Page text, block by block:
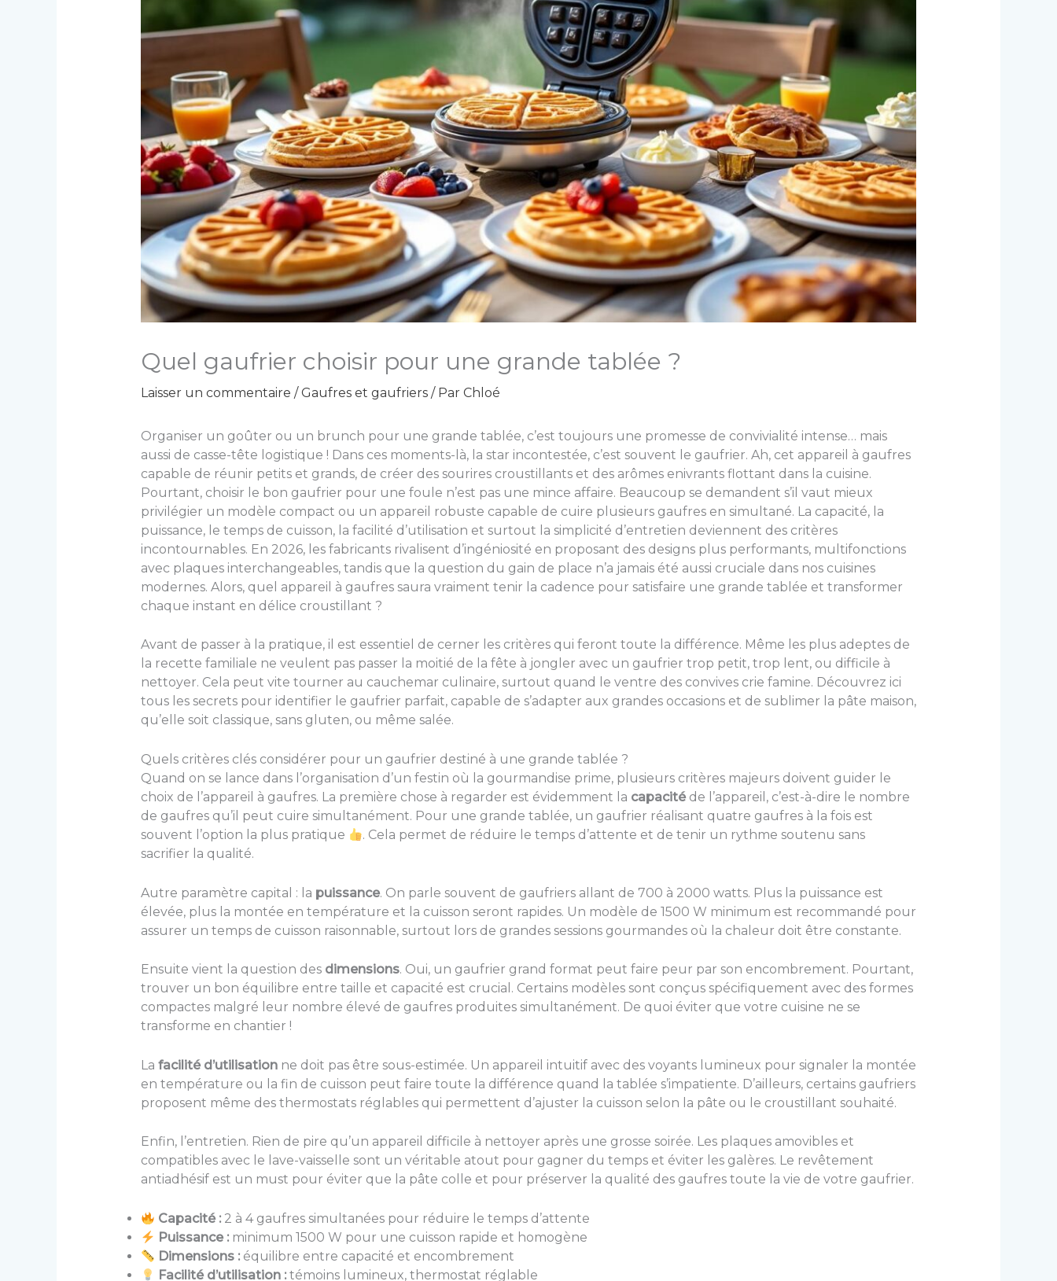
Quel gaufrier choisir pour une grande tablée ?
Laisser un commentaire /Gaufres et gaufriers/ Par Chloé
Organiser un goûter ou un brunch pour une grande tablée, c’est toujours une promesse de convivialité intense… mais
aussi de casse-tête logistique ! Dans ces moments-là, la star incontestée, c’est souvent le gaufrier. Ah, cet appareil à gaufres
capable de réunir petits et grands, de créer des sourires croustillants et des arômes enivrants flottant dans la cuisine.
Pourtant, choisir le bon gaufrier pour une foule n’est pas une mince affaire. Beaucoup se demandent s’il vaut mieux
privilégier un modèle compact ou un appareil robuste capable de cuire plusieurs gaufres en simultané. La capacité, la
puissance, le temps de cuisson, la facilité d’utilisation et surtout la simplicité d’entretien deviennent des critères
incontournables. En 2026, les fabricants rivalisent d’ingéniosité en proposant des designs plus performants, multifonctions
avec plaques interchangeables, tandis que la question du gain de place n’a jamais été aussi cruciale dans nos cuisines
modernes. Alors, quel appareil à gaufres saura vraiment tenir la cadence pour satisfaire une grande tablée et transformer
chaque instant en délice croustillant ?
Avant de passer à la pratique, il est essentiel de cerner les critères qui feront toute la différence. Même les plus adeptes de
la recette familiale ne veulent pas passer la moitié de la fête à jongler avec un gaufrier trop petit, trop lent, ou difficile à
nettoyer. Cela peut vite tourner au cauchemar culinaire, surtout quand le ventre des convives crie famine. Découvrez ici
tous les secrets pour identifier le gaufrier parfait, capable de s’adapter aux grandes occasions et de sublimer la pâte maison,
qu’elle soit classique, sans gluten, ou même salée.
Quels critères clés considérer pour un gaufrier destiné à une grande tablée ?
Quand on se lance dans l’organisation d’un festin où la gourmandise prime, plusieurs critères majeurs doivent guider le
choix de l’appareil à gaufres. La première chose à regarder est évidemment la capacitéde l’appareil, c’est-à-dire le nombre
de gaufres qu’il peut cuire simultanément. Pour une grande tablée, un gaufrier réalisant quatre gaufres à la fois est
souvent l’option la plus pratique
. Cela permet de réduire le temps d’attente et de tenir un rythme soutenu sans
sacrifier la qualité.
Autre paramètre capital : la puissance. On parle souvent de gaufriers allant de 700 à 2000 watts. Plus la puissance est
élevée, plus la montée en température et la cuisson seront rapides. Un modèle de 1500 W minimum est recommandé pour
assurer un temps de cuisson raisonnable, surtout lors de grandes sessions gourmandes où la chaleur doit être constante.
Ensuite vient la question des dimensions. Oui, un gaufrier grand format peut faire peur par son encombrement. Pourtant,
trouver un bon équilibre entre taille et capacité est crucial. Certains modèles sont conçus spécifiquement avec des formes
compactes malgré leur nombre élevé de gaufres produites simultanément. De quoi éviter que votre cuisine ne se
transforme en chantier !
La facilité d’utilisationne doit pas être sous-estimée. Un appareil intuitif avec des voyants lumineux pour signaler la montée
en température ou la fin de cuisson peut faire toute la différence quand la tablée s’impatiente. D’ailleurs, certains gaufriers
proposent même des thermostats réglables qui permettent d’ajuster la cuisson selon la pâte ou le croustillant souhaité.
Enfin, l’entretien. Rien de pire qu’un appareil difficile à nettoyer après une grosse soirée. Les plaques amovibles et
compatibles avec le lave-vaisselle sont un véritable atout pour gagner du temps et éviter les galères. Le revêtement
antiadhésif est un must pour éviter que la pâte colle et pour préserver la qualité des gaufres toute la vie de votre gaufrier.
Capacité :2 à 4 gaufres simultanées pour réduire le temps d’attente
Puissance :minimum 1500 W pour une cuisson rapide et homogène
Dimensions :équilibre entre capacité et encombrement
Facilité d’utilisation :témoins lumineux, thermostat réglable